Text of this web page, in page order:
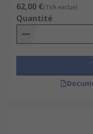
62,00 €(TVA exclue)
Quantité